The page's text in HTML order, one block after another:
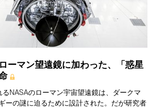
ーマン望遠鏡に加わった、「惑星
NASAのローマン宇宙望遠鏡は、ダークマ
ーの謎に迫るために設計された。だが研究者